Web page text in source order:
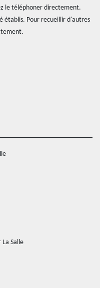
le téléphoner directement.
établis. Pour recueillir d'autres
Salle